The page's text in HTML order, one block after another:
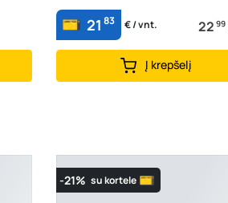
21 83 € / vnt. 22 99
Į krepšelį
-21% su kortele